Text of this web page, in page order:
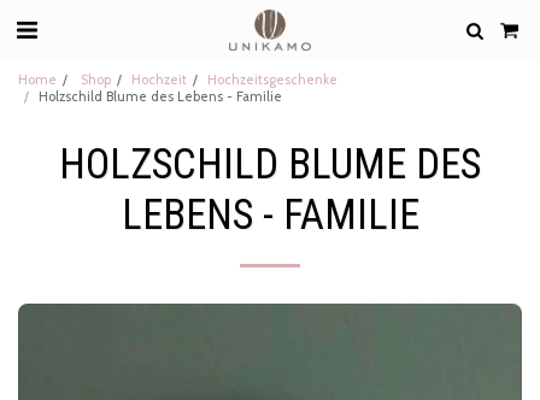
Home Shop Hochzeit
Hochzeitsgeschenke
Holzschild Blume des Lebens - Familie
HOLZSCHILD BLUME DES
LEBENS - FAMILIE